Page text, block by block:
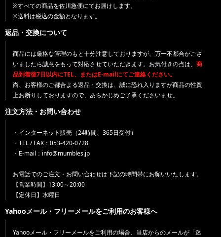
※すべての商品を佐川急便にてお届けします。
※送料は税込の金額となります。
返品・交換について
商品には厳格な管理のもと十分注意しておりますが、万一不都合がござ
いましたら誠意をもって対応させていただきます。お気付きの点は、 商
品到着後7日以内にTEL、またはE-mailにてご連絡ください。
尚、お客様のご都合よる返品・交換は、誠に恐れ入りますが商品の性質
上お断りしておりますので、あらかじめご了承くださいませ。
注文方法・お問い合わせ
・インターネット販売（24時間、365日受付）
・TEL / FAX：053-420-0728
・E-mail：info@mumbles.jp
お電話でのご注文・お問い合わせは下記の時間帯にお願いいたします。
【営業時間】13:00～20:00
【定休日】水曜日
Yahooメール・フリーメールをご利用のお客様へ
Yahooメール・フリーメールをご利用の場合、当店からのメールが「迷